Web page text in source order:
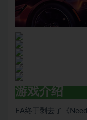
游戏介绍
EA终于剥去了《